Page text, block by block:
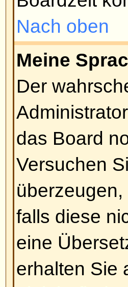
Button auf der
sein, dass Sie
eine Nachricht
zulässigen
aufgelistet (die
können an
Nach oben
Wie editiere
Sofern Sie nicht
Beiträge
Beitrag editieren
Beitrages